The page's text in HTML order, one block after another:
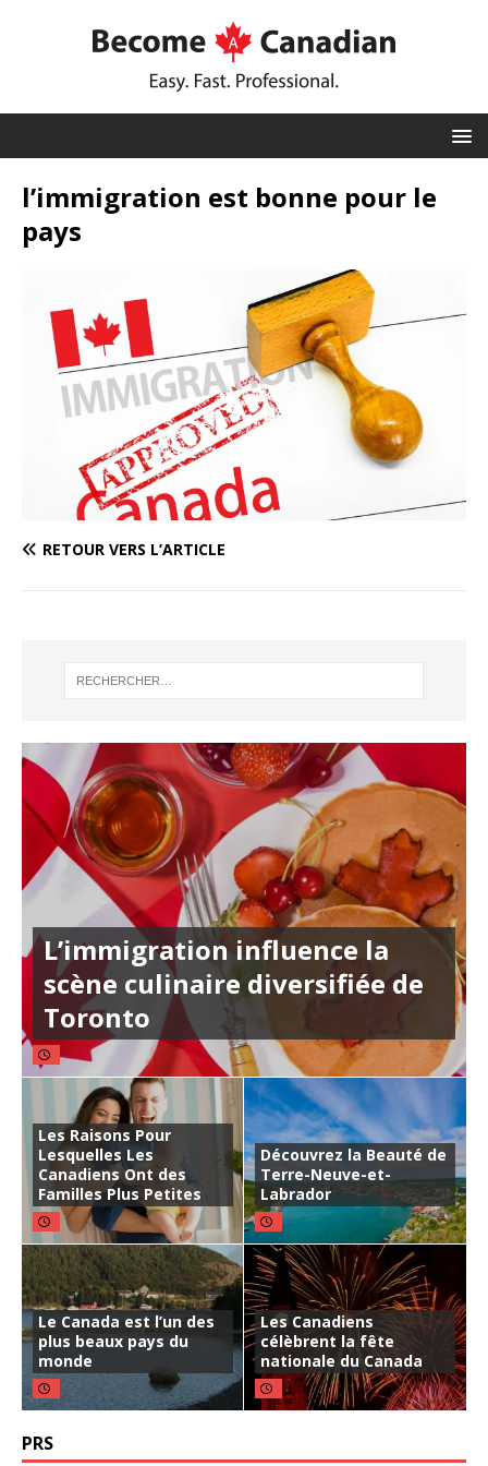
l’immigration est bonne pour le
pays
RETOUR VERS L’ARTICLE
L’immigration influence la
scène culinaire diversifiée de
Toronto
Les Raisons Pour
Lesquelles Les
Canadiens Ont des
Familles Plus Petites
Découvrez la Beauté de
Terre-Neuve-et-
Labrador
Le Canada est l’un des
plus beaux pays du
monde
Les Canadiens
célèbrent la fête
nationale du Canada
PRS